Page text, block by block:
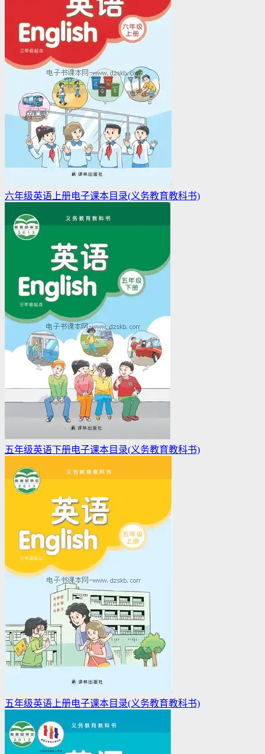
六年级英语上册电子课本目录(义务教育教科书)
五年级英语下册电子课本目录(义务教育教科书)
五年级英语上册电子课本目录(义务教育教科书)